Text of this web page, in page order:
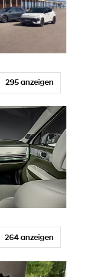
295 anzeigen
264 anzeigen